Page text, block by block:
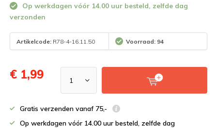
Op werkdagen vóór 14.00 uur besteld, zelfde dag
verzonden
Artikelcode: R78-4-16.11.50 Voorraad: 94
€ 1,99
Gratis verzenden vanaf 75,-
Op werkdagen vóór 14.00 uur besteld, zelfde dag